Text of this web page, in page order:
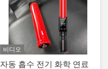
비디오
자동 흡수 전기 화학 연료